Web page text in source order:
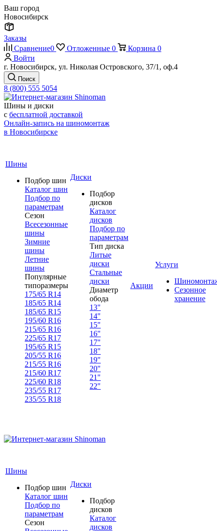
Ваш город
Новосибирск
Заказы
Сравнение0 Отложенные 0 Корзина 0
Войти
г. Новосибирск, ул. Николая Островского, 37/1, оф.4
Поиск
8 (800) 555 5054
Шины и диски
с бесплатной доставкой
Онлайн-запись на шиномонтаж
в Новосибирске
Шины
Подбор шин
Каталог шин
Подбор по
параметрам
Сезон
Всесезонные
шины
Зимние
шины
Летние
шины
Популярные
типоразмеры
175/65 R14
185/65 R14
185/65 R15
195/60 R16
215/65 R16
225/65 R17
195/65 R15
205/55 R16
215/55 R16
215/60 R17
225/60 R18
235/55 R17
235/55 R18
Диски
Подбор
дисков
Каталог
дисков
Подбор по
параметрам
Тип диска
Литые
диски
Стальные
диски
Диаметр
обода
13"
14"
15"
16"
17"
18"
19"
20"
21"
22"
Акции
Услуги
Сезонное
хранение
Шины
Подбор шин
Каталог шин
Подбор по
параметрам
Сезон
Диски
Подбор
дисков
Каталог
дисков